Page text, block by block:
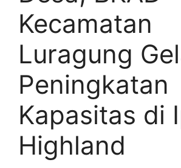
Kecamatan
Luragung
Peningkatan
Kapasitas di
Highland